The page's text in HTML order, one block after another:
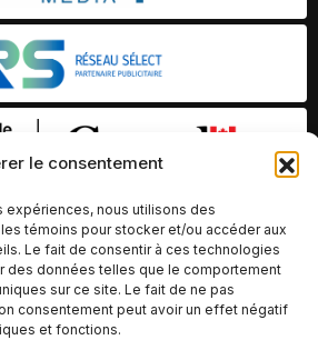
le consentement
expériences, nous utilisons des
témoins pour stocker et/ou accéder aux
Le fait de consentir à ces technologies
des données telles que le comportement
sur ce site. Le fait de ne pas
consentement peut avoir un effet négatif
et fonctions.